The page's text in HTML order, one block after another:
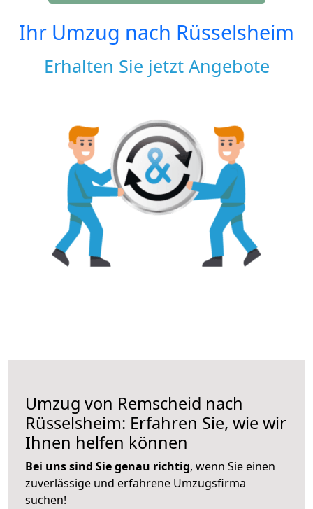
Ihr Umzug nach Rüsselsheim
Erhalten Sie jetzt Angebote
Umzug von Remscheid nach
Rüsselsheim: Erfahren Sie, wie wir
Ihnen helfen können
Bei uns sind Sie genau richtig, wenn Sie einen
zuverlässige und erfahrene Umzugsfirma
suchen!